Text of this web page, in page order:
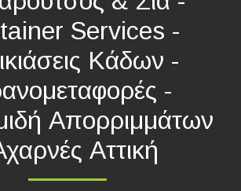
Services -
Κάδων -
-
Απορριμμάτων
Αττική